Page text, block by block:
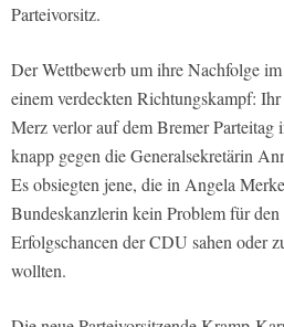
Parteivorsitz.
Der Wettbewerb um ihre Nachfolge
einem verdeckten Richtungskampf:
Merz verlor auf dem Bremer Parteitag
knapp gegen die Generalsekretärin
Es obsiegten jene, die in Angela
Bundeskanzlerin kein Problem für
Erfolgschancen der CDU sahen oder
wollten.